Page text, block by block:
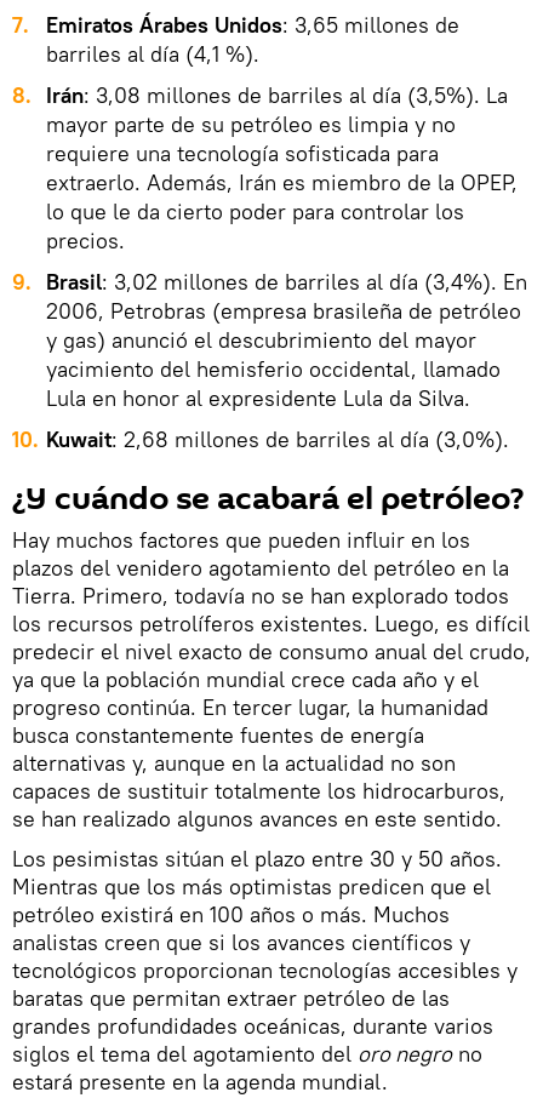
7.
Emiratos Árabes Unidos: 3,65 millones de
barriles al día (4,1 %).
8.
Irán: 3,08 millones de barriles al día (3,5%). La
mayor parte de su petróleo es limpia y no
requiere una tecnología sofisticada para
extraerlo. Además, Irán es miembro de la OPEP,
lo que le da cierto poder para controlar los
precios.
9.
Brasil: 3,02 millones de barriles al día (3,4%). En
2006, Petrobras (empresa brasileña de petróleo
y gas) anunció el descubrimiento del mayor
yacimiento del hemisferio occidental, llamado
Lula en honor al expresidente Lula da Silva.
10. Kuwait: 2,68 millones de barriles al día (3,0%).
¿Y cuándo se acabará el petróleo?
Hay muchos factores que pueden influir en los
plazos del venidero agotamiento del petróleo en la
Tierra. Primero, todavía no se han explorado todos
los recursos petrolíferos existentes. Luego, es difícil
predecir el nivel exacto de consumo anual del crudo,
ya que la población mundial crece cada año y el
progreso continúa. En tercer lugar, la humanidad
busca constantemente fuentes de energía
alternativas y, aunque en la actualidad no son
capaces de sustituir totalmente los hidrocarburos,
se han realizado algunos avances en este sentido.
Los pesimistas sitúan el plazo entre 30 y 50 años.
Mientras que los más optimistas predicen que el
petróleo existirá en 100 años o más. Muchos
analistas creen que si los avances científicos y
tecnológicos proporcionan tecnologías accesibles y
baratas que permitan extraer petróleo de las
grandes profundidades oceánicas, durante varios
siglos el tema del agotamiento del oro negrono
estará presente en la agenda mundial.